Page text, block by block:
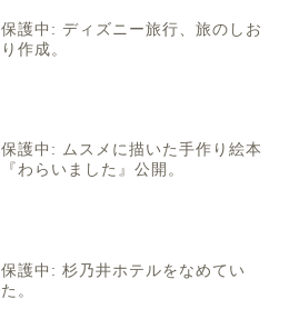
保護中: ディズニー旅行、旅のしお
り作成。
保護中: ムスメに描いた手作り絵本
『わらいました』公開。
保護中: 杉乃井ホテルをなめてい
た。